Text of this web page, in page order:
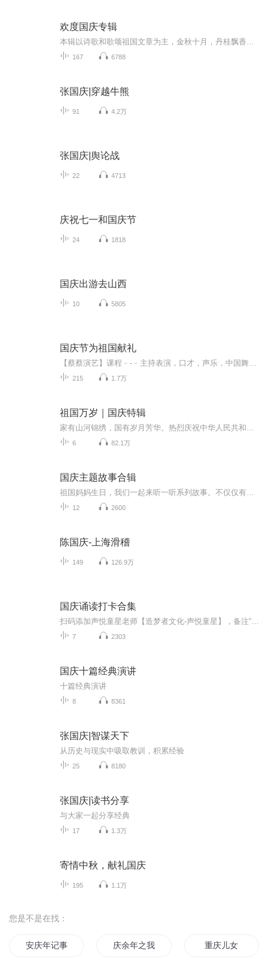
欢度国庆专辑
167 6788
张国庆|穿越牛熊
91 4.2万
张国庆|舆论战
22 4713
庆祝七一和国庆节
24 1818
国庆出游去山西
10 5805
国庆节为祖国献礼
215 1.7万
祖国万岁｜国庆特辑
6 82.1万
国庆主题故事合辑
12 2600
陈国庆-上海滑稽
149 126.9万
国庆诵读打卡合集
7 2303
国庆十篇经典演讲
十篇经典演讲
8 8361
张国庆|智谋天下
从历史与现实中吸取教训，积累经验
25 8180
张国庆|读书分享
与大家一起分享经典
17 1.3万
寄情中秋，献礼国庆
195 1.1万
您是不是在找：
安庆年记事 庆余年之我叫王启年 重庆儿女